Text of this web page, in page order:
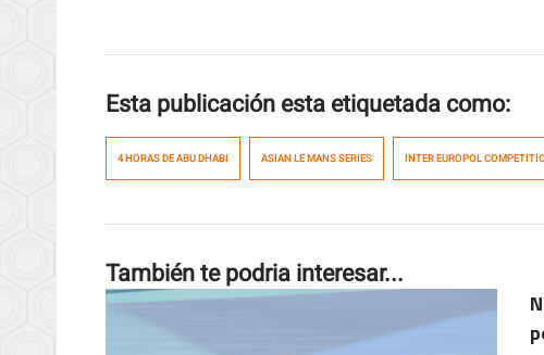
Esta publicación esta etiquetada como:
4 HORAS DE ABU DHABI ASIAN LE MANS SERIES INTER EUROPOL
También te podria interesar...